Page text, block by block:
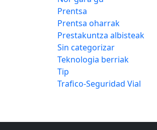
Prentsa
Prentsa oharrak
Prestakuntza albisteak
Sin categorizar
Teknologia berriak
Tip
Trafico-Seguridad Vial